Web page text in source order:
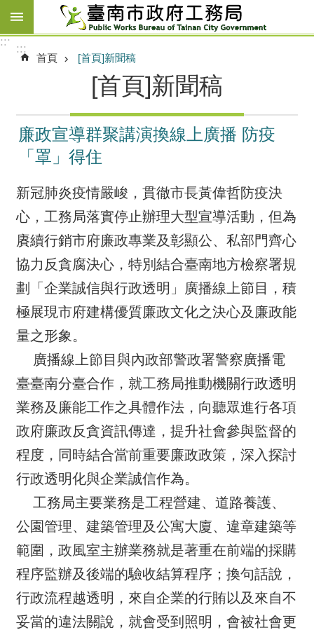
跳到主要內容區塊
:::
:::
首頁 [首頁]新聞稿
[首頁]新聞稿
廉政宣導群聚講演換線上廣播 防疫
「罩」得住
新冠肺炎疫情嚴峻，貫徹市長黃偉哲防疫決
心，工務局落實停止辦理大型宣導活動，但為
賡續行銷市府廉政專業及彰顯公、私部門齊心
協力反貪腐決心，特別結合臺南地方檢察署規
劃「企業誠信與行政透明」廣播線上節目，積
極展現市府建構優質廉政文化之決心及廉政能
量之形象。
廣播線上節目與內政部警政署警察廣播電
臺臺南分臺合作，就工務局推動機關行政透明
業務及廉能工作之具體作法，向聽眾進行各項
政府廉政反貪資訊傳達，提升社會參與監督的
程度，同時結合當前重要廉政政策，深入探討
行政透明化與企業誠信作為。
工務局主要業務是工程營建、道路養護、
公園管理、建築管理及公寓大廈、違章建築等
範圍，政風室主辦業務就是著重在前端的採購
程序監辦及後端的驗收結算程序；換句話說，
行政流程越透明，來自企業的行賄以及來自不
妥當的違法關說，就會受到照明，會被社會更